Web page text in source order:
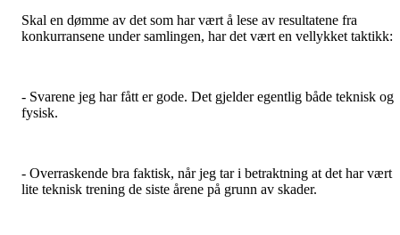
Skal en dømme av det som har vært å lese av resultatene fra
konkurransene under samlingen, har det vært en vellykket taktikk:
- Svarene jeg har fått er gode. Det gjelder egentlig både teknisk og
fysisk.
- Overraskende bra faktisk, når jeg tar i betraktning at det har vært
lite teknisk trening de siste årene på grunn av skader.